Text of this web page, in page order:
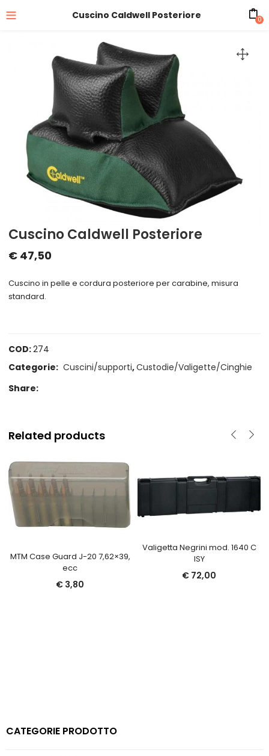
Cuscino Caldwell Posteriore 0
Cuscino Caldwell Posteriore
€ 47,50
Cuscino in pelle e cordura posteriore per carabine, misura
standard.
COD:274
Categorie: Cuscini/supporti,Custodie/Valigette/Cinghie
Share:
Related products
MTM Case Guard J-20 7,62×39,
ecc
€ 3,80
Valigetta Negrini mod. 1640 C
ISY
€ 72,00
CATEGORIE PRODOTTO